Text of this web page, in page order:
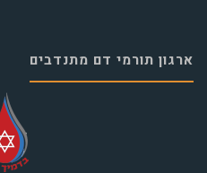
ארגון תורמי דם מתנדבים